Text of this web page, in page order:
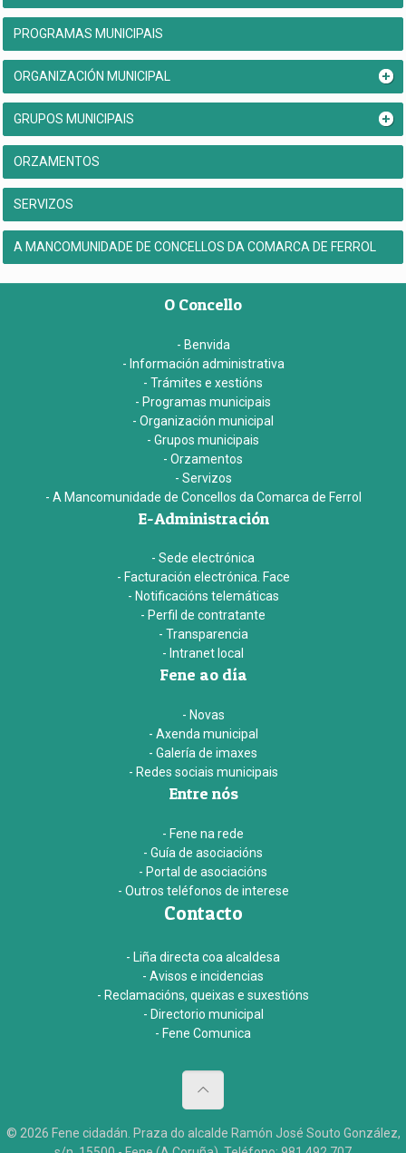
PROGRAMAS MUNICIPAIS
ORGANIZACIÓN MUNICIPAL
GRUPOS MUNICIPAIS
ORZAMENTOS
SERVIZOS
A MANCOMUNIDADE DE CONCELLOS DA COMARCA DE FERROL
O Concello
- Benvida
- Información administrativa
- Trámites e xestións
- Programas municipais
- Organización municipal
- Grupos municipais
- Orzamentos
- Servizos
- A Mancomunidade de Concellos da Comarca de Ferrol
E-Administración
- Sede electrónica
- Facturación electrónica. Face
- Notificacións telemáticas
- Perfil de contratante
- Transparencia
- Intranet local
Fene ao día
- Novas
- Axenda municipal
- Galería de imaxes
- Redes sociais municipais
Entre nós
- Fene na rede
- Guía de asociacións
- Portal de asociacións
- Outros teléfonos de interese
Contacto
- Liña directa coa alcaldesa
- Avisos e incidencias
- Reclamacións, queixas e suxestións
- Directorio municipal
- Fene Comunica
© 2026 Fene cidadán. Praza do alcalde Ramón José Souto González,